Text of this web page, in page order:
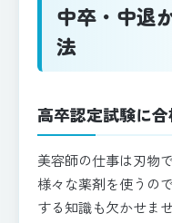
中卒・中退
法
高卒認定試験に合
美容師の仕事は刃物
様々な薬剤を使うの
する知識も欠かせませ